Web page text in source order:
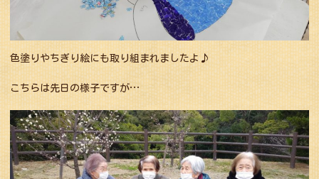
色塗りやちぎり絵にも取り組まれましたよ♪
こちらは先日の様子ですが…